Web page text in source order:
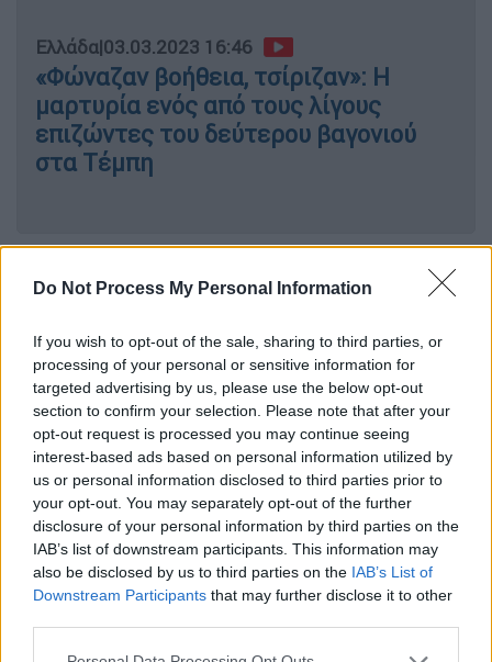
Do Not Process My Personal Information
If you wish to opt-out of the sale, sharing to third parties, or
processing of your personal or sensitive information for
targeted advertising by us, please use the below opt-out
section to confirm your selection. Please note that after your
opt-out request is processed you may continue seeing
interest-based ads based on personal information utilized by
us or personal information disclosed to third parties prior to
your opt-out. You may separately opt-out of the further
disclosure of your personal information by third parties on the
IAB’s list of downstream participants. This information may
also be disclosed by us to third parties on the IAB’s List of
Downstream Participants that may further disclose it to other
Please note that this website/app uses one or more Google
Ελλάδα|03.03.2023 16:46
«Φώναζαν βοήθεια, τσίριζαν»: Η
μαρτυρία ενός από τους λίγους
επιζώντες του δεύτερου βαγονιού
στα Τέμπη
Ο κ. Ευθυμιάδης, μιλώντας στο OPEN και την
έκτακτη εκπομπή για τη σιδηροδρομική
εταιρεία υπογραμμίζει πως «δεν έχει
υπάρξει κανένα ενδιαφέρον,καμία
επικοινωνία, να ρωτήσουν τι κάνουμε, να
ζητήσουνε μία συγγνώμη»
Βρήκαν το εξιλαστήριο θύμα, είναι ο
σταθμάρχης. Δεν με ενδιαφέρει εμένα ο
σταθμάρχης. Αυτά είναι παιχνίδια πολιτικά
(...). Συνεχίζουν ναμας κοροϊδεύουν. Εμένα
αυτό με ενδιαφέρει είναι ο πόνος που